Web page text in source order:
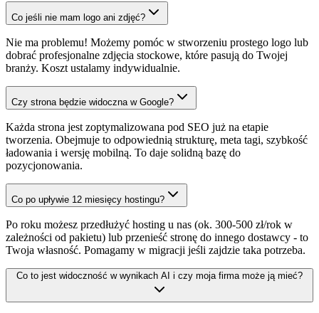
Co jeśli nie mam logo ani zdjęć?
Nie ma problemu! Możemy pomóc w stworzeniu prostego logo lub
dobrać profesjonalne zdjęcia stockowe, które pasują do Twojej
branży. Koszt ustalamy indywidualnie.
Czy strona będzie widoczna w Google?
Każda strona jest zoptymalizowana pod SEO już na etapie
tworzenia. Obejmuje to odpowiednią strukturę, meta tagi, szybkość
ładowania i wersję mobilną. To daje solidną bazę do
pozycjonowania.
Co po upływie 12 miesięcy hostingu?
Po roku możesz przedłużyć hosting u nas (ok. 300-500 zł/rok w
zależności od pakietu) lub przenieść stronę do innego dostawcy - to
Twoja własność. Pomagamy w migracji jeśli zajdzie taka potrzeba.
Co to jest widoczność w wynikach AI i czy moja firma może ją mieć?